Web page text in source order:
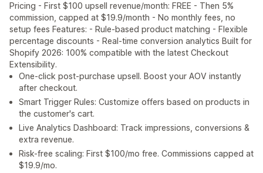
Pricing - First $100 upsell revenue/month: FREE - Then 5%
commission, capped at $19.9/month - No monthly fees, no
setup fees Features: - Rule-based product matching - Flexible
percentage discounts - Real-time conversion analytics Built for
Shopify 2026: 100% compatible with the latest Checkout
Extensibility.
One-click post-purchase upsell. Boost your AOV instantly
after checkout.
Smart Trigger Rules: Customize offers based on products in
the customer's cart.
Live Analytics Dashboard: Track impressions, conversions &
extra revenue.
Risk-free scaling: First $100/mo free. Commissions capped at
$19.9/mo.